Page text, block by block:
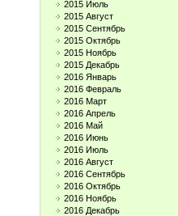
2015 Июль
2015 Август
2015 Сентябрь
2015 Октябрь
2015 Ноябрь
2015 Декабрь
2016 Январь
2016 Февраль
2016 Март
2016 Апрель
2016 Май
2016 Июнь
2016 Июль
2016 Август
2016 Сентябрь
2016 Октябрь
2016 Ноябрь
2016 Декабрь